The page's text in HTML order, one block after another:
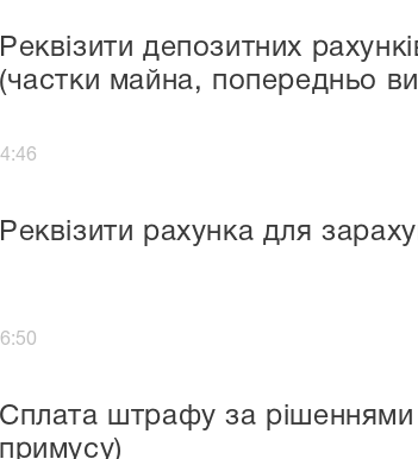
Реквізити депозитних
(частки майна, попередньо
Реквізити рахунка для
Сплата штрафу за
примусу)